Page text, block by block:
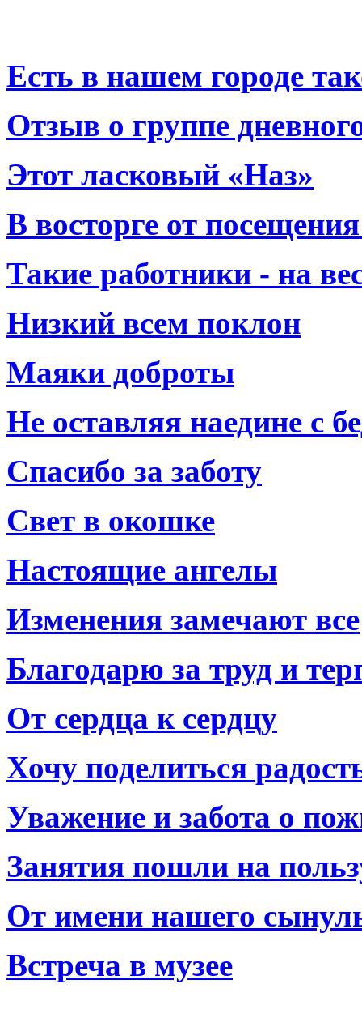
Есть в нашем городе
Отзыв о группе
Этот ласковый «Наз»
В восторге от
Такие работники - на
Низкий всем поклон
Маяки доброты
Не оставляя наедине с
Спасибо за заботу
Свет в окошке
Настоящие ангелы
Изменения замечают все
Благодарю за труд и
От сердца к сердцу
Хочу поделиться
Уважение и забота о
Занятия пошли на
От имени нашего
Встреча в музее